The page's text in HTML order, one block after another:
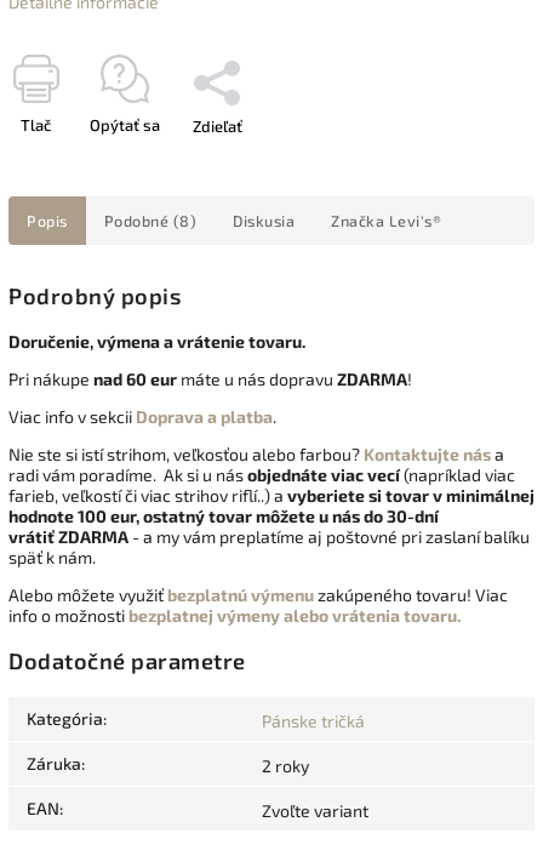
Tlač Opýtať sa Zdieľať
Popis Podobné (8) Diskusia Značka Levi's®
Podrobný popis
Doručenie, výmena a vrátenie tovaru.
Pri nákupe nad 60 eur máte u nás dopravu ZDARMA!
Viac info v sekcii Doprava a platba.
Nie ste si istí strihom, veľkosťou alebo farbou? Kontaktujte nása
radi vám poradíme. Ak si u násobjednáte viac vecí(napríklad viac
farieb, veľkostí či viac strihov riflí..) a vyberiete si tovar v minimálnej
hodnote 100 eur, ostatný tovar môžete u nás do 30-dní
vrátiťZDARMA - a my vám preplatíme aj poštovné pri zaslaní balíku
späť k nám.
Alebo môžete využiť bezplatnú výmenuzakúpeného tovaru! Viac
info o možnosti bezplatnej výmeny alebo vrátenia tovaru.
Dodatočné parametre
Kategória: Pánske tričká
Záruka: 2 roky
EAN: Zvoľte variant